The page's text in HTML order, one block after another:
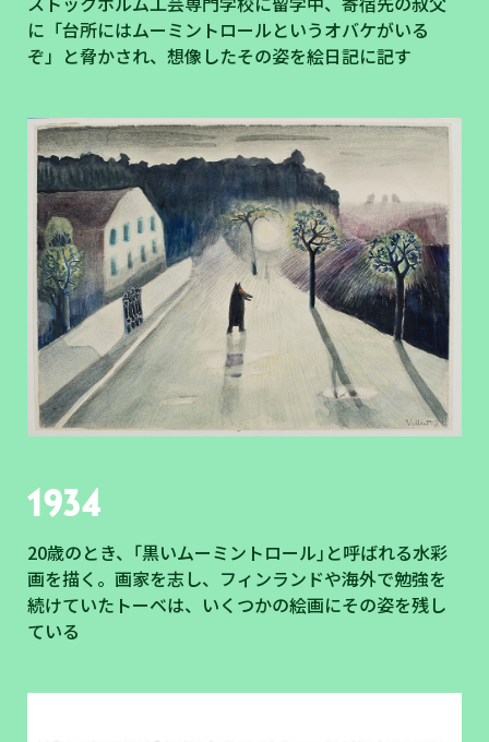
に「台所にはムーミントロールというオバケがいる
ぞ」と脅かされ、想像したその姿を絵日記に記す
1934
20歳のとき、｢黒いムーミントロール｣と呼ばれる水彩
画を描く。画家を志し、フィンランドや海外で勉強を
続けていたトーベは、いくつかの絵画にその姿を残し
ている